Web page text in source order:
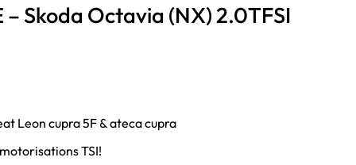
Skoda Octavia (NX) 2.0TFSI
Leon cupra 5F & ateca cupra
TSI!